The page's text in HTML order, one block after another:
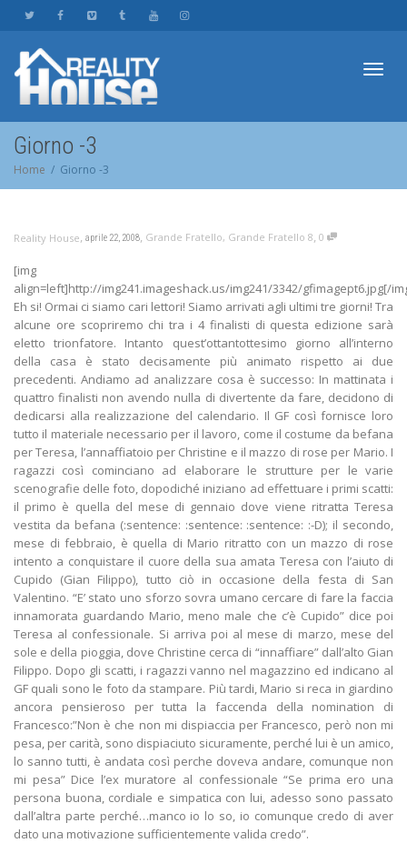
Giorno -3
Home Giorno -3
Reality House, aprile 22, 2008, Grande Fratello, Grande Fratello 8, 0
[img
align=left]http://img241.imageshack.us/img241/3342/gfimagept6.jpg[/
Eh si! Ormai ci siamo cari lettori! Siamo arrivati agli ultimi tre giorni! Tra
alcune ore scopriremo chi tra i 4 finalisti di questa edizione sarà
eletto trionfatore. Intanto quest’ottantottesimo giorno all’interno
della casa è stato decisamente più animato rispetto ai due
precedenti. Andiamo ad analizzare cosa è successo: In mattinata i
quattro finalisti non avendo nulla di divertente da fare, decidono di
dedicarsi alla realizzazione del calendario. Il GF così fornisce loro
tutto il materiale necessario per il lavoro, come il costume da befana
per Teresa, l’annaffiatoio per Christine e il mazzo di rose per Mario. I
ragazzi così cominciano ad elaborare le strutture per le varie
scenografie delle foto, dopodiché iniziano ad effettuare i primi scatti:
il primo è quella del mese di gennaio dove viene ritratta Teresa
vestita da befana (:sentence: :sentence: :sentence: :-D); il secondo,
mese di febbraio, è quella di Mario ritratto con un mazzo di rose
intento a conquistare il cuore della sua amata Teresa con l’aiuto di
Cupido (Gian Filippo), tutto ciò in occasione della festa di San
Valentino. “E’ stato uno sforzo sovra umano cercare di fare la faccia
innamorata guardando Mario, meno male che c’è Cupido” dice poi
Teresa al confessionale. Si arriva poi al mese di marzo, mese del
sole e della pioggia, dove Christine cerca di “innaffiare” dall’alto Gian
Filippo. Dopo gli scatti, i ragazzi vanno nel magazzino ed indicano al
GF quali sono le foto da stampare. Più tardi, Mario si reca in giardino
ancora pensieroso per tutta la faccenda della nomination di
Francesco:”Non è che non mi dispiaccia per Francesco, però non mi
pesa, per carità, sono dispiaciuto sicuramente, perché lui è un amico,
lo sanno tutti, è andata così perche doveva andare, comunque non
mi pesa” Dice l’ex muratore al confessionale “Se prima ero una
persona buona, cordiale e simpatica con lui, adesso sono passato
dall’altra parte perché…manco io lo so, io comunque credo di aver
dato una motivazione sufficientemente valida credo”.